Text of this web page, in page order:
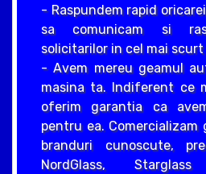
- Raspundem rapid
sa comunicam si
solicitarilor in cel mai
- Avem mereu geamul
masina ta. Indiferent ce
oferim garantia ca
pentru ea. Comercializam
branduri cunoscute,
NordGlass,